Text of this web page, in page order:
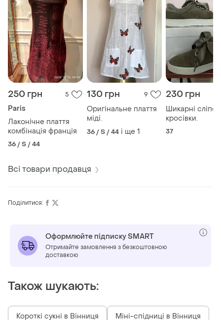
250 грн 5
Paris
Лаконічне плаття
комбінація франція
36 / S / 44
130 грн 9
Оригінальне плаття
міді.
36 / S / 44 і ще 1
230 грн
Шикарні
кросівки.
37
Всі товари продавця
Поділитися:
Оформлюйте підписку SMART
Отримайте замовлення з безкоштовною
доставкою
Також шукають:
Короткі сукні в Вінниця Міні-спідниці в Вінниця